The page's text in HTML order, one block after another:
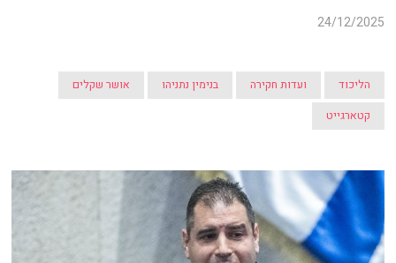
24/12/2025
הליכוד ועדות חקירה בנימין נתניהו
אושר שקלים
קטארגייט